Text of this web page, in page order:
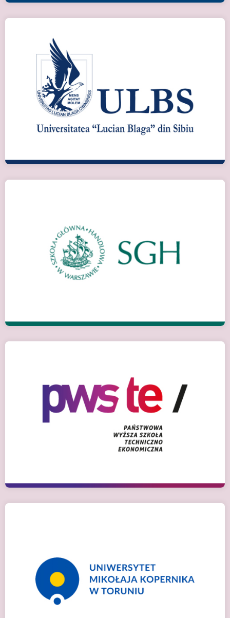
Сібіу, Румунія
Детальніше
Варшава, Польща
Детальніше
Ярослав, Польща
Детальніше
Торунь, Польща